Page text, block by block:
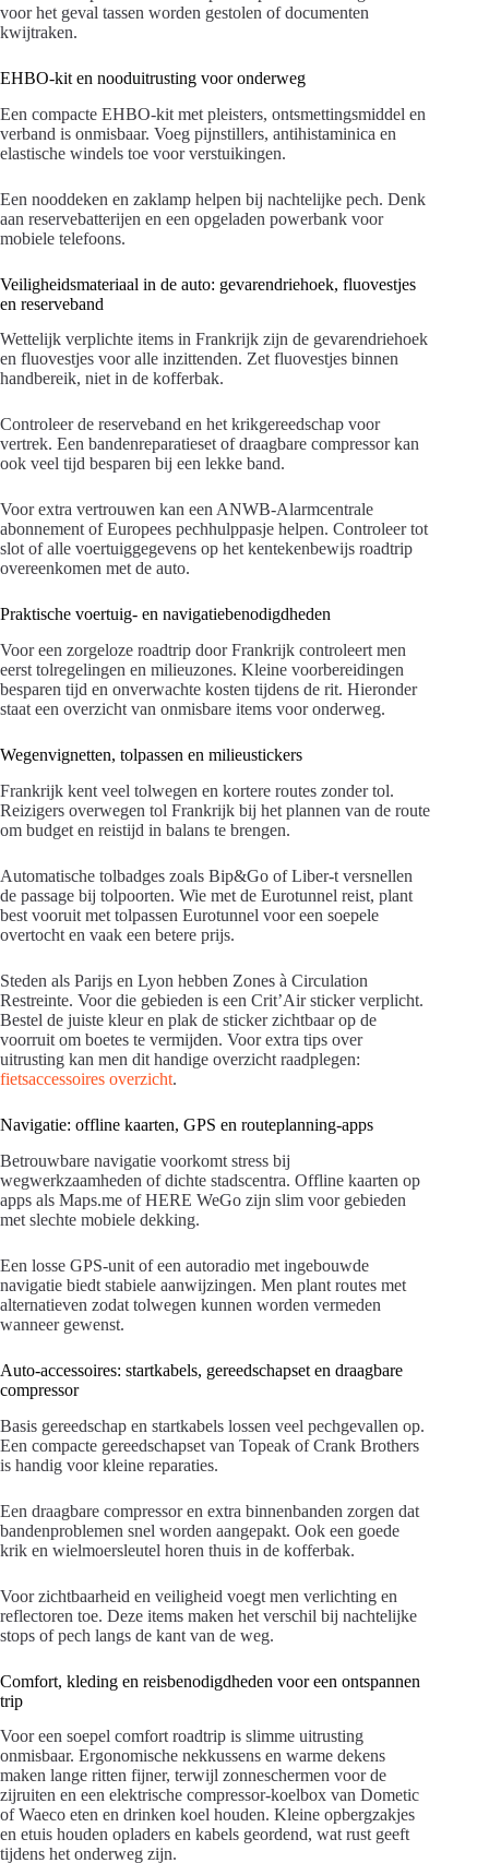
voor het geval tassen worden gestolen of documenten
kwijtraken.
EHBO-kit en nooduitrusting voor onderweg
Een compacte EHBO-kit met pleisters, ontsmettingsmiddel en
verband is onmisbaar. Voeg pijnstillers, antihistaminica en
elastische windels toe voor verstuikingen.
Een nooddeken en zaklamp helpen bij nachtelijke pech. Denk
aan reservebatterijen en een opgeladen powerbank voor
mobiele telefoons.
Veiligheidsmateriaal in de auto: gevarendriehoek, fluovestjes
en reserveband
Wettelijk verplichte items in Frankrijk zijn de gevarendriehoek
en fluovestjes voor alle inzittenden. Zet fluovestjes binnen
handbereik, niet in de kofferbak.
Controleer de reserveband en het krikgereedschap voor
vertrek. Een bandenreparatieset of draagbare compressor kan
ook veel tijd besparen bij een lekke band.
Voor extra vertrouwen kan een ANWB-Alarmcentrale
abonnement of Europees pechhulppasje helpen. Controleer tot
slot of alle voertuiggegevens op het kentekenbewijs roadtrip
overeenkomen met de auto.
Praktische voertuig- en navigatiebenodigdheden
Voor een zorgeloze roadtrip door Frankrijk controleert men
eerst tolregelingen en milieuzones. Kleine voorbereidingen
besparen tijd en onverwachte kosten tijdens de rit. Hieronder
staat een overzicht van onmisbare items voor onderweg.
Wegenvignetten, tolpassen en milieustickers
Frankrijk kent veel tolwegen en kortere routes zonder tol.
Reizigers overwegen tol Frankrijk bij het plannen van de route
om budget en reistijd in balans te brengen.
Automatische tolbadges zoals Bip&Go of Liber-t versnellen
de passage bij tolpoorten. Wie met de Eurotunnel reist, plant
best vooruit met tolpassen Eurotunnel voor een soepele
overtocht en vaak een betere prijs.
Steden als Parijs en Lyon hebben Zones à Circulation
Restreinte. Voor die gebieden is een Crit’Air sticker verplicht.
Bestel de juiste kleur en plak de sticker zichtbaar op de
voorruit om boetes te vermijden. Voor extra tips over
uitrusting kan men dit handige overzicht raadplegen:
fietsaccessoires overzicht.
Navigatie: offline kaarten, GPS en routeplanning-apps
Betrouwbare navigatie voorkomt stress bij
wegwerkzaamheden of dichte stadscentra. Offline kaarten op
apps als Maps.me of HERE WeGo zijn slim voor gebieden
met slechte mobiele dekking.
Een losse GPS-unit of een autoradio met ingebouwde
navigatie biedt stabiele aanwijzingen. Men plant routes met
alternatieven zodat tolwegen kunnen worden vermeden
wanneer gewenst.
Auto-accessoires: startkabels, gereedschapset en draagbare
compressor
Basis gereedschap en startkabels lossen veel pechgevallen op.
Een compacte gereedschapset van Topeak of Crank Brothers
is handig voor kleine reparaties.
Een draagbare compressor en extra binnenbanden zorgen dat
bandenproblemen snel worden aangepakt. Ook een goede
krik en wielmoersleutel horen thuis in de kofferbak.
Voor zichtbaarheid en veiligheid voegt men verlichting en
reflectoren toe. Deze items maken het verschil bij nachtelijke
stops of pech langs de kant van de weg.
Comfort, kleding en reisbenodigdheden voor een ontspannen
trip
Voor een soepel comfort roadtrip is slimme uitrusting
onmisbaar. Ergonomische nekkussens en warme dekens
maken lange ritten fijner, terwijl zonneschermen voor de
zijruiten en een elektrische compressor-koelbox van Dometic
of Waeco eten en drinken koel houden. Kleine opbergzakjes
en etuis houden opladers en kabels geordend, wat rust geeft
tijdens het onderweg zijn.